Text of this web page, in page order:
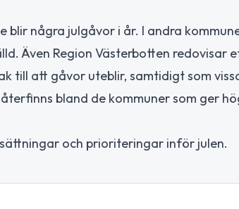
blir några julgåvor i år. I andra
Även Region Västerbotten redovisar
till att gåvor uteblir, samtidigt som
bland de kommuner som ger
och prioriteringar inför julen.